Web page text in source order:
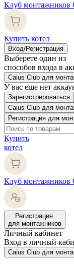
Клуб монтажников
Купить котел
Вход/Регистрация
Выберете один из
способов входа в
Caius Club для
У вас еще нет
Зарегистрироваться
Caius Club для
Купить
котел
Клуб монтажников
Регистрация
для монтажников
Личный кабинет
Вход в личный
Caius Club для